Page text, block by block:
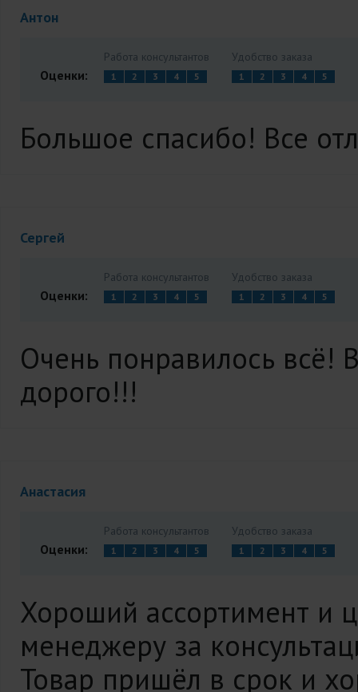
Антон
Оценки:
Работа консультантов
1 2 3 4 5
Удобство заказа
1 2 3 4 5
Большое спасибо! Все
Сергей
Оценки:
Работа консультантов
1 2 3 4 5
Удобство заказа
1 2 3 4 5
Очень понравилось всё!
дорого!!!
Анастасия
Оценки:
Работа консультантов
1 2 3 4 5
Удобство заказа
1 2 3 4 5
Хороший ассортимент и
менеджеру за
Товар пришёл в срок и